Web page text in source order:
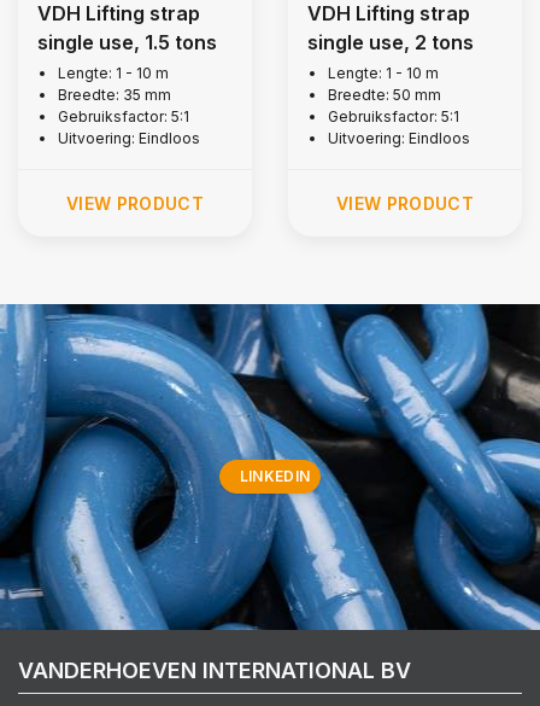
VDH Lifting strap
single use, 1.5 tons
Lengte: 1 - 10 m
Breedte: 35 mm
Gebruiksfactor: 5:1
Uitvoering: Eindloos
VIEW PRODUCT
VDH Lifting strap
single use, 2 tons
Lengte: 1 - 10 m
Breedte: 50 mm
Gebruiksfactor: 5:1
Uitvoering: Eindloos
VIEW PRODUCT
LINKEDIN
VANDERHOEVEN INTERNATIONAL BV